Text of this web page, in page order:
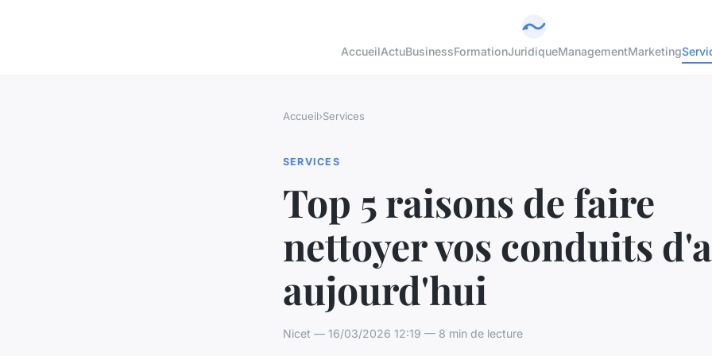
AccueilActuBusinessFormationJuridiqueManagementMarketing
Accueil›Services
SERVICES
Top 5 raisons de faire
nettoyer vos conduits
aujourd'hui
Nicet — 16/03/2026 12:19 — 8 min de lecture